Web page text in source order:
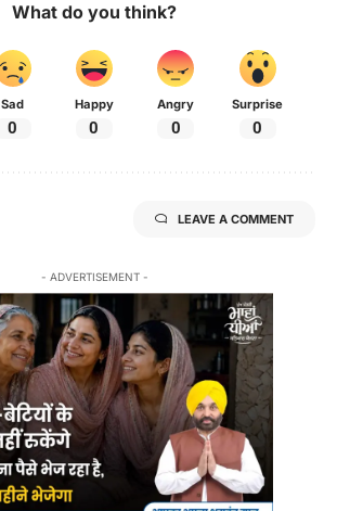
What do you think?
Sad
0
Happy
0
Angry
0
Surprise
0
LEAVE A COMMENT
- ADVERTISEMENT -